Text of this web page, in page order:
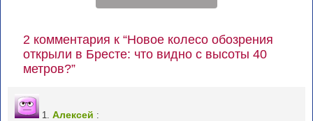
2 комментария к “Новое колесо обозрения
открыли в Бресте: что видно с высоты 40
метров?”
1. Алексей :